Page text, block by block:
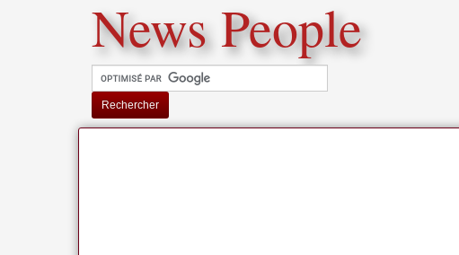
News People
Rechercher